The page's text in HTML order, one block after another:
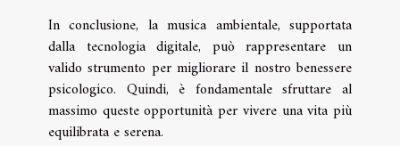
In conclusione, la musica ambientale, supportata
dalla tecnologia digitale, può rappresentare un
valido strumento per migliorare il nostro benessere
psicologico. Quindi, è fondamentale sfruttare al
massimo queste opportunità per vivere una vita più
equilibrata e serena.